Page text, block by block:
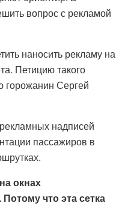
вопрос с рекламой
наносить рекламу на
Петицию такого
горожанин Сергей
надписей
пассажиров в
окнах
что эта сетка